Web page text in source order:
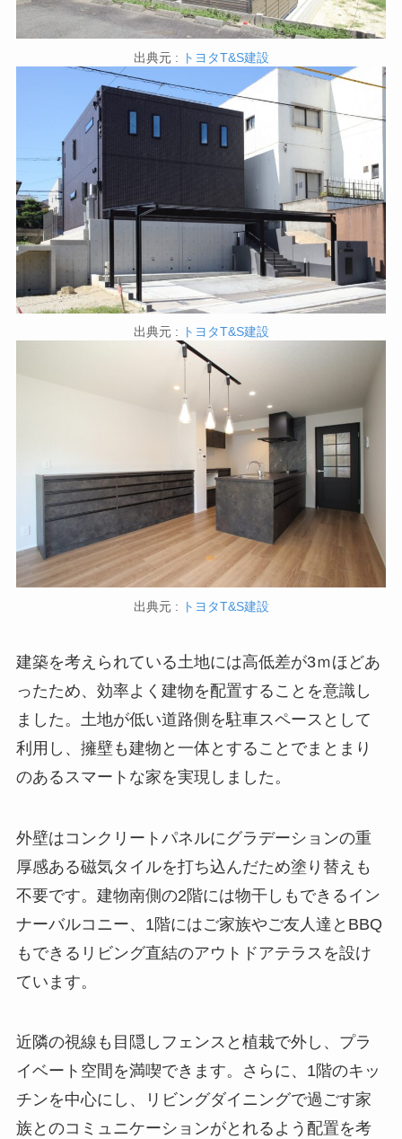
出典元 : トヨタT&S建設
出典元 : トヨタT&S建設
出典元 : トヨタT&S建設
建築を考えられている土地には高低差が3ｍほどあ
ったため、効率よく建物を配置することを意識し
ました。土地が低い道路側を駐車スペースとして
利用し、擁壁も建物と一体とすることでまとまり
のあるスマートな家を実現しました。
外壁はコンクリートパネルにグラデーションの重
厚感ある磁気タイルを打ち込んだため塗り替えも
不要です。建物南側の2階には物干しもできるイン
ナーバルコニー、1階にはご家族やご友人達とBBQ
もできるリビング直結のアウトドアテラスを設け
ています。
近隣の視線も目隠しフェンスと植栽で外し、プラ
イベート空間を満喫できます。さらに、1階のキッ
チンを中心にし、リビングダイニングで過ごす家
族とのコミュニケーションがとれるよう配置を考